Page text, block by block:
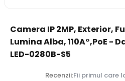
Camera IP 2MP, Exterior,
Lumina Alba, 110A°,PoE -
LED-0280B-S5
Recenzii:Fii primul care